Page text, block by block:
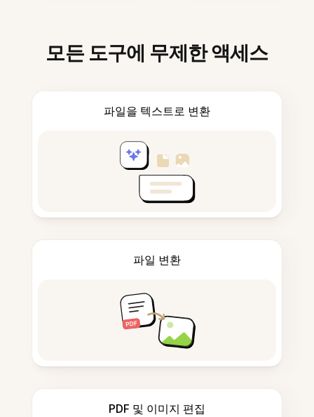
모든 도구에 무제한 액세스
파일을 텍스트로 변환
파일 변환
PDF 및 이미지 편집